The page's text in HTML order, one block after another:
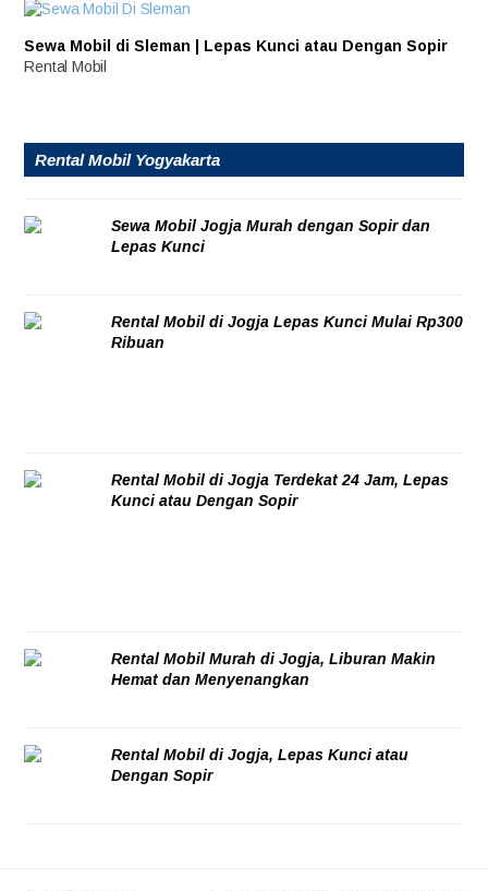
Sewa Mobil di Sleman | Lepas Kunci atau Dengan Sopir
Rental Mobil
Rental Mobil Yogyakarta
Sewa Mobil Jogja Murah dengan Sopir dan
Lepas Kunci
Rental Mobil di Jogja Lepas Kunci Mulai Rp300
Ribuan
Rental Mobil di Jogja Terdekat 24 Jam, Lepas
Kunci atau Dengan Sopir
Rental Mobil Murah di Jogja, Liburan Makin
Hemat dan Menyenangkan
Rental Mobil di Jogja, Lepas Kunci atau
Dengan Sopir